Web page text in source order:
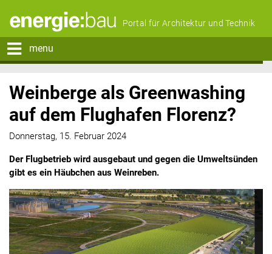
Portal für Architektur und Technik
menu
Weinberge als Greenwashing
auf dem Flughafen Florenz?
Donnerstag, 15. Februar 2024
Der Flugbetrieb wird ausgebaut und gegen die Umweltsünden
gibt es ein Häubchen aus Weinreben.